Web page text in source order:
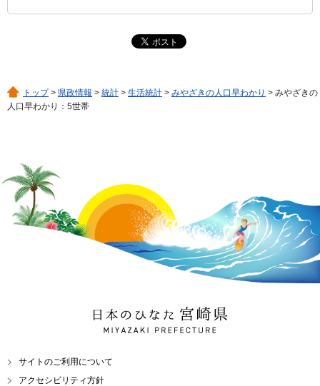
トップ> 県政情報 > 統計 > 生活統計 > みやざきの人口早わかり > みやざきの
人口早わかり：5世帯
日本のひなた 宮崎県
MIYAZAKI PREFECTURE
サイトのご利用について
アクセシビリティ方針